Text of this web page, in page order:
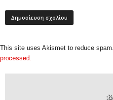
This site uses Akismet to reduce spam.
processed.